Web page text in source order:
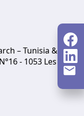
– Tunisia &
- 1053 Les